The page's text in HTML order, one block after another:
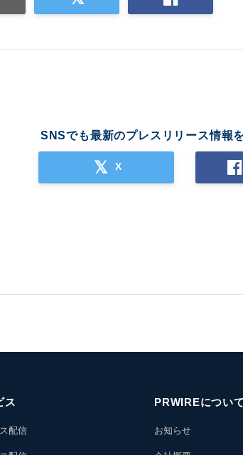
SNSでも最新のプレスリリース情報
X
ス
配信
PRWIREについて
お知らせ